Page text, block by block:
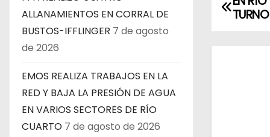
ALLANAMIENTOS EN CORRAL DE
BUSTOS-IFFLINGER 7 de agosto
de 2026
EMOS REALIZA TRABAJOS EN LA
RED Y BAJA LA PRESIÓN DE AGUA
EN VARIOS SECTORES DE RÍO
CUARTO 7 de agosto de 2026
N